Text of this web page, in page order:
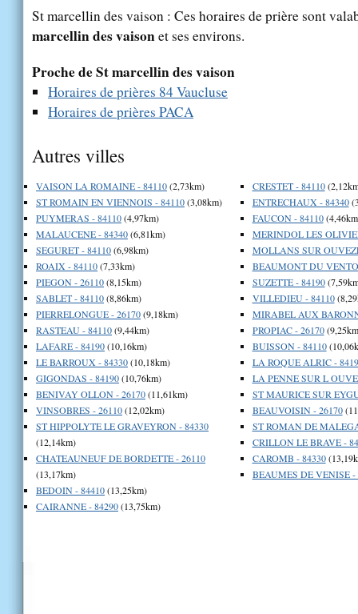
St marcellin des vaison : Ces horaires de prière sont
marcellin des vaisonet ses environs.
Proche de St marcellin des vaison
Horaires de prières 84 Vaucluse
Horaires de prières PACA
Autres villes
VAISON LA ROMAINE - 84110(2,73km)
ST ROMAIN EN VIENNOIS - 84110(3,08km)
PUYMERAS - 84110(4,97km)
MALAUCENE - 84340(6,81km)
SEGURET - 84110(6,98km)
ROAIX - 84110(7,33km)
PIEGON - 26110(8,15km)
SABLET - 84110(8,86km)
PIERRELONGUE - 26170(9,18km)
RASTEAU - 84110(9,44km)
LAFARE - 84190(10,16km)
LE BARROUX - 84330(10,18km)
GIGONDAS - 84190(10,76km)
BENIVAY OLLON - 26170(11,61km)
VINSOBRES - 26110(12,02km)
ST HIPPOLYTE LE GRAVEYRON - 84330
(12,14km)
CHATEAUNEUF DE BORDETTE - 26110
(13,17km)
BEDOIN - 84410(13,25km)
CAIRANNE - 84290(13,75km)
CRESTET - 84110
ENTRECHAUX - 84340
FAUCON - 84110
MERINDOL LES
MOLLANS SUR
BEAUMONT DU
SUZETTE - 84190
VILLEDIEU - 84110
MIRABEL AUX
PROPIAC - 26170
BUISSON - 84110
LA ROQUE ALRIC -
LA PENNE SUR L
ST MAURICE SUR
BEAUVOISIN - 26170
ST ROMAN DE
CRILLON LE BRAVE -
CAROMB - 84330
BEAUMES DE VENISE -